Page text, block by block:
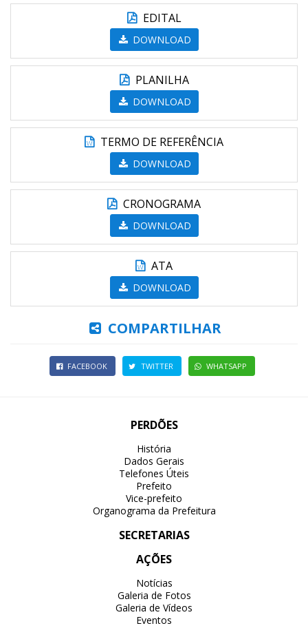
EDITAL
DOWNLOAD
PLANILHA
DOWNLOAD
TERMO DE REFERÊNCIA
DOWNLOAD
CRONOGRAMA
DOWNLOAD
ATA
DOWNLOAD
COMPARTILHAR
FACEBOOK TWITTER WHATSAPP
PERDÕES
História
Dados Gerais
Telefones Úteis
Prefeito
Vice-prefeito
Organograma da Prefeitura
SECRETARIAS
AÇÕES
Notícias
Galeria de Fotos
Galeria de Vídeos
Eventos